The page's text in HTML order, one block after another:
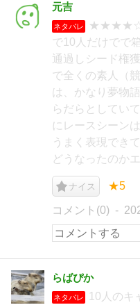
元吉
ネタバレ
★★★★☆
で10人だけでで
通過しシード権
で全くの素人（
は、かなり夢物
らだらとしてい
にレースシーン
うまく表現でき
どうなったのか
ナイス ★5
コメント(0)
らばぴか
ネタバレ
10人のキ